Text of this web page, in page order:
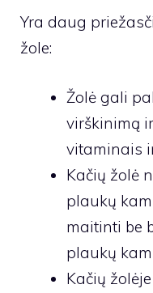
Yra daug
žole:
Žolė gali
virškinimą
vitaminais
Kačių žolė
plaukų
maitinti be
plaukų
Kačių